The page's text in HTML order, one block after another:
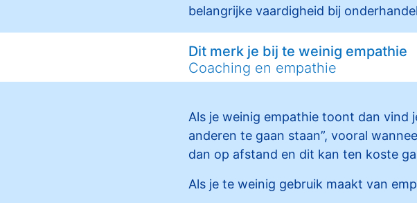
belangrijke vaardigheid bij
Dit merk je bij te weinig empathie
Coaching en empathie
Als je weinig empathie toont dan vind
anderen te gaan staan”, vooral
dan op afstand en dit kan ten koste
Als je te weinig gebruik maakt van